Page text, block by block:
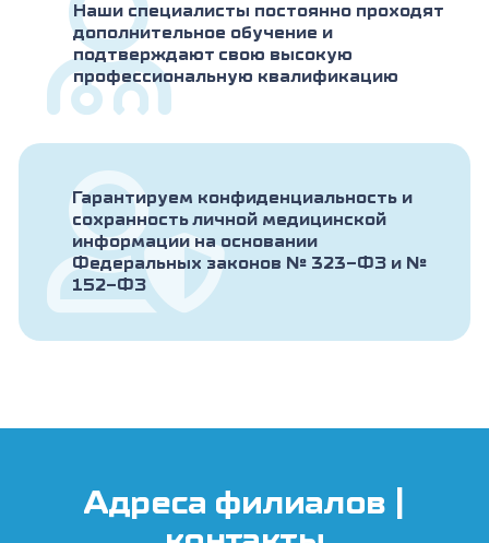
Наши специалисты постоянно проходят
дополнительное обучение и
подтверждают свою высокую
профессиональную квалификацию
Гарантируем конфиденциальность и
сохранность личной медицинской
информации на основании
Федеральных законов № 323-ФЗ и №
152-ФЗ
Адреса филиалов |